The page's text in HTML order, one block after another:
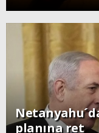
planına ret